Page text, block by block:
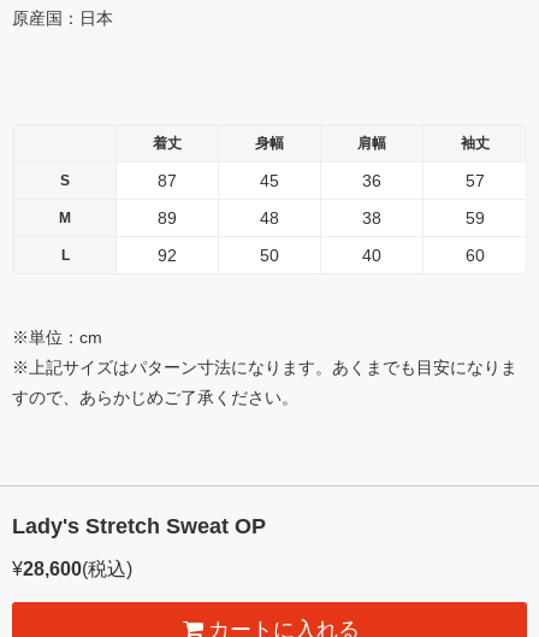
原産国：日本
着丈 身幅 肩幅 袖丈
S 87 45 36 57
M 89 48 38 59
L 92 50 40 60
※単位：cm
※上記サイズはパターン寸法になります。あくまでも目安になりま
すので、あらかじめご了承ください。
Lady's Stretch Sweat OP
¥28,600(税込)
カートに入れる